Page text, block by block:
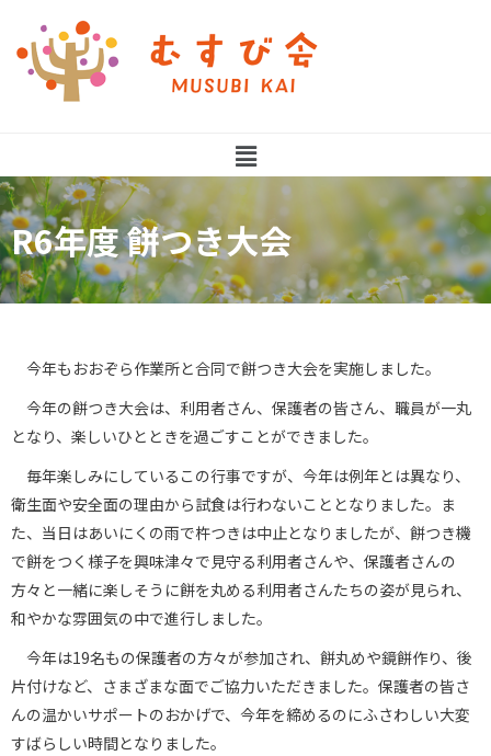
R6年度 餅つき大会
今年もおおぞら作業所と合同で餅つき大会を実施しました。
今年の餅つき大会は、利用者さん、保護者の皆さん、職員が一丸
となり、楽しいひとときを過ごすことができました。
毎年楽しみにしているこの行事ですが、今年は例年とは異なり、
衛生面や安全面の理由から試食は行わないこととなりました。ま
た、当日はあいにくの雨で杵つきは中止となりましたが、餅つき機
で餅をつく様子を興味津々で見守る利用者さんや、保護者さんの
方々と一緒に楽しそうに餅を丸める利用者さんたちの姿が見られ、
和やかな雰囲気の中で進行しました。
今年は19名もの保護者の方々が参加され、餅丸めや鏡餅作り、後
片付けなど、さまざまな面でご協力いただきました。保護者の皆さ
んの温かいサポートのおかげで、今年を締めるのにふさわしい大変
すばらしい時間となりました。